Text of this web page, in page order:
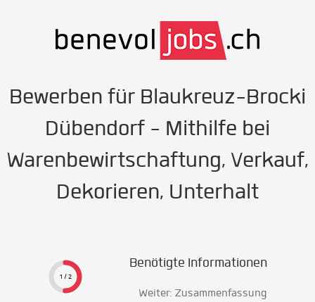
Bewerben für Blaukreuz-Brocki
Dübendorf - Mithilfe bei
Warenbewirtschaftung, Verkauf,
Dekorieren, Unterhalt
1 / 2
Benötigte Informationen
Weiter: Zusammenfassung